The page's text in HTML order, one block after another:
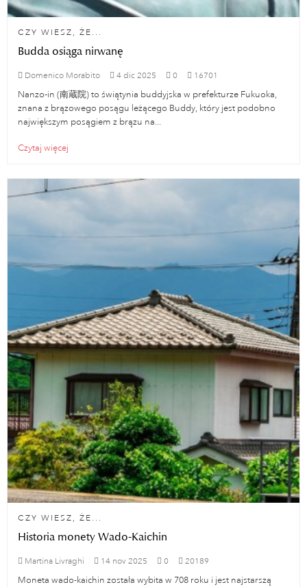
CZY WIESZ, ŻE...
Budda osiąga nirwanę
Domenico Morabito 4 dic 2025 0 16701
Nanzo-in (南蔵院) to świątynia buddyjska w prefekturze Fukuoka,
znana z brązowego posągu leżącego Buddy, który jest podobno
największym posągiem z brązu na...
Czytaj więcej
CZY WIESZ, ŻE...
Historia monety Wado-Kaichin
Martina Livraghi 14 nov 2025 0 20189
Moneta wado-kaichin została wybita w 708 roku i jest najstarszą